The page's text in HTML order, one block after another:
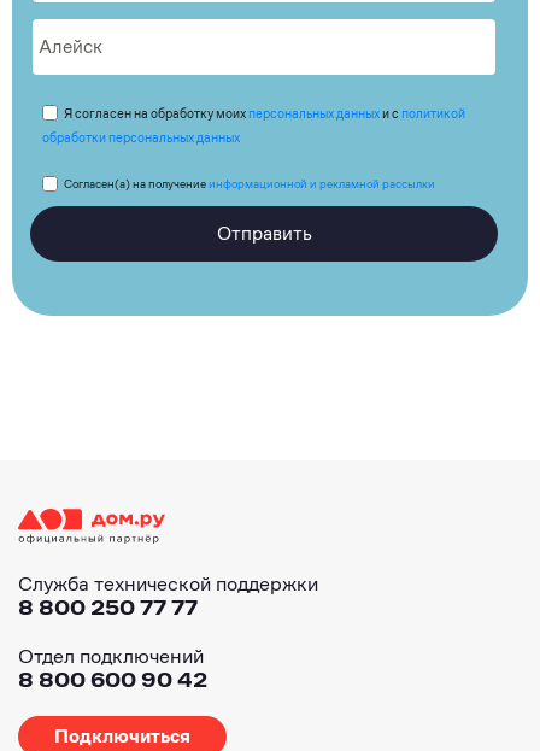
Я согласен на обработку моих персональных данныхи с политикой
обработки персональных данных
Согласен(а) на получениеинформационной и рекламной рассылки
Отправить
Служба технической поддержки
8 800 250 77 77
Отдел подключений
8 800 600 90 42
Подключиться